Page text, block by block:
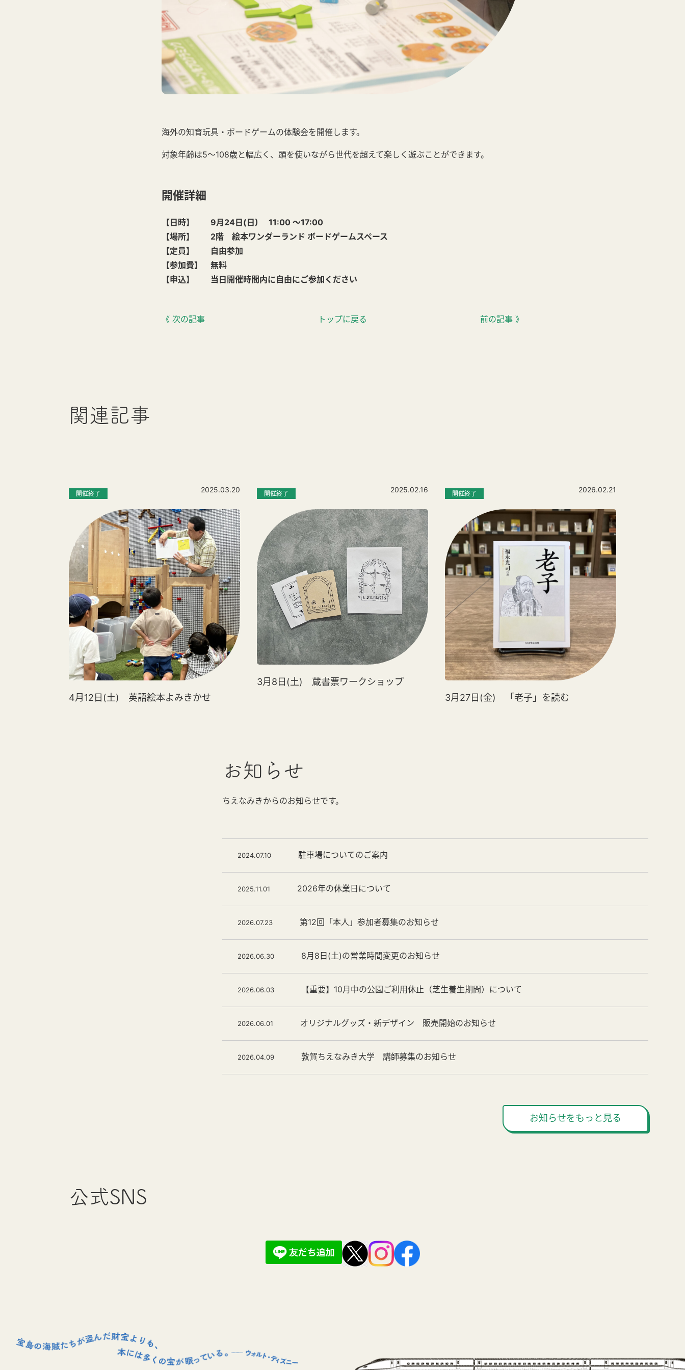
海外の知育玩具・ボードゲームの体験会を開催します。
対象年齢は5～108歳と幅広く、頭を使いながら世代を超えて楽しく遊ぶことができます。
開催詳細
【日時】 9月24日(日) 11:00 ～17:00
【場所】 2階 絵本ワンダーランド ボードゲームスペース
【定員】 自由参加
【参加費】 無料
【申込】 当日開催時間内に自由にご参加ください
《 次の記事 トップに戻る 前の記事 》
関連記事
開催終了 2025.03.20
4月12日(土) 英語絵本よみきかせ
開催終了 2025.02.16
3月8日(土) 蔵書票ワークショップ
開催終了 2026.02.21
3月27日(金) 「老子」を読む
お知らせ
ちえなみきからのお知らせです。
2024.07.10 駐車場についてのご案内
2025.11.01 2026年の休業日について
2026.07.23 第12回「本人」参加者募集のお知らせ
2026.06.30 8月8日(土)の営業時間変更のお知らせ
2026.06.03 【重要】10月中の公園ご利用休止（芝生養生期間）について
2026.06.01 オリジナルグッズ・新デザイン 販売開始のお知らせ
2026.04.09 敦賀ちえなみき大学 講師募集のお知らせ
お知らせをもっと見る
公式SNS